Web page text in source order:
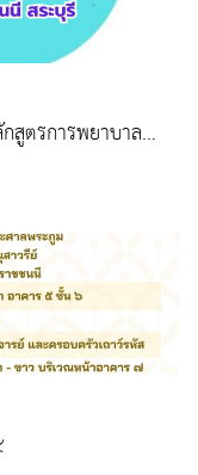
สูตรการพยาบาล